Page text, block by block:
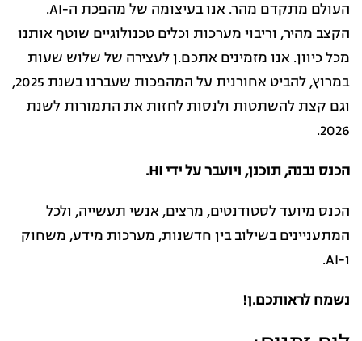
העולם מתקדם מהר. אנו בעיצומה של מהפכת ה-AI.
הקצב מהיר, וריבוי מערכות וכלים טכנולוגיים שוטף אותנו
מכל כיוון. אנו מזמינים אתכם.ן לעצירה של שלוש שעות
במרוץ, להביט אחורנית על המהפכות שעברנו בשנת 2025,
וגם קצת להשתטות ולנסות לחזות את התמורות לשנת
2026.
הכנס נבנה, תוכנן, ויועבר על ידי HI.
הכנס מיועד לסטודנטים, מרצים, אנשי תעשייה, ולכל
המתעניינים בשילוב בין חדשנות, מערכות מידע, משחוק
ו-AI.
נשמח לראותכם.ן!